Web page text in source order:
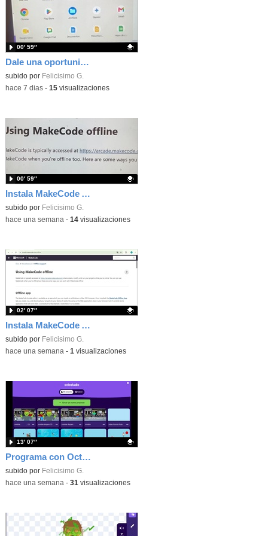
Dale una oportunidad a los Chromebooks y utiliza un proyector para realizar talleres si no tienes pantallas táctiles
Contenido educativo.
subido por Felicisimo G.
00′ 59″
-hace 7 dias- 15visualizaciones
Instala MakeCode Arcade para trabajar offline en tu tablet, ordenador, Chromebook
Contenido educativo.
subido por Felicisimo G.
00′ 59″
-hace una semana - 14visualizaciones
Instala MakeCode Arcade offline para programar grandes juegos sin necesidad de Internet
Contenido educativo.
subido por Felicisimo G.
02′ 07″
-hace una semana - 1 visualizaciones
Programa con OctoStudio, un juego de disparos contra Zombies con un cargador basado en el House of the dead
Contenido educativo.
subido por Felicisimo G.
13′ 07″
-hace una semana - 31 visualizaciones